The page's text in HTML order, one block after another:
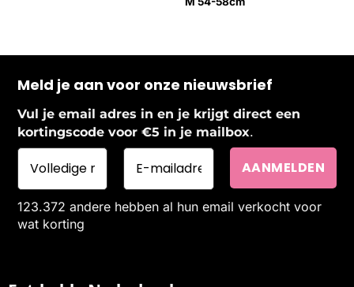
Meld je aan voor onze nieuwsbrief
Vul je email adres in en je krijgt direct een
kortingscode voor €5 in je mailbox.
123.372 andere hebben al hun email verkocht voor
wat korting